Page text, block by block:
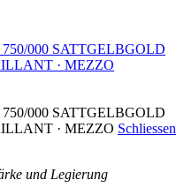
750/000 SATTGELBGOLD
· MEZZO
750/000 SATTGELBGOLD
· MEZZO Schliessen
und Legierung